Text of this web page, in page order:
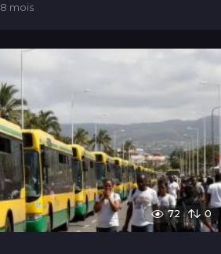
8 mois
i
72 0